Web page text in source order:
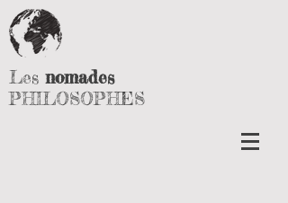
Les nomades
PHILOSOPHES